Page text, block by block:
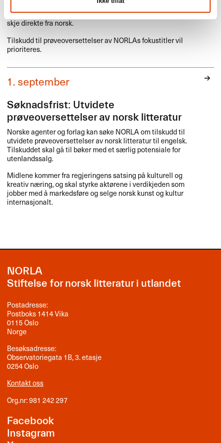
Bøkene det søkes om må være utkommet og oppfylle
NORLAs kriterier for oversettelsestilskudd. Oversettelsen må
skje direkte fra norsk.
Tilskudd til prøveoversettelser av NORLAs fokustitler vil
prioriteres.
1. september
Søknadsfrist: Utvidete
prøveoversettelser av norsk litteratur
Norske agenter og forlag kan søkeNORLAom tilskudd til
utvidete prøveoversettelser av norsk litteratur til engelsk.
Tilskuddet skal gå til bøker med et særlig potensiale for
utenlandssalg.
Midlene kommer fra regjeringens satsing på kulturell og
kreativ næring, og skal styrke aktørene i verdikjeden som
jobber med å markedsføre og selge norsk kunst og kultur
internasjonalt.
NORLA
Stiftelse for norsk litteratur i utlandet
Postadresse:
Postboks 1414 Vika
0115 Oslo
Norge
Besøksadresse:
Observatoriegata 1B, 3. etasje
0254 Oslo
Kontakt oss
Org.nr: 981 242 297
Facebook
Instagram